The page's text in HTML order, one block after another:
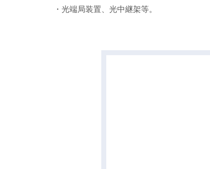
・光端局装置、光中継架等。